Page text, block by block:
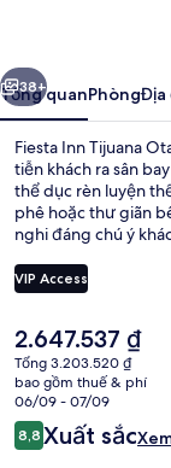
Tiếp
38+
Tổng quanPhòngĐịa
Fiesta Inn Tijuana
tiễn khách ra sân
thể dục rèn luyện
phê hoặc thư giãn
nghi đáng chú ý
VIP Access
Giá
hiện
tại
là
2.647.537 ₫
2.647.537 ₫
Tổng 3.203.520 ₫
bao gồm thuế & phí
06/09 - 07/09
Nhận
xét
8,88,8 trên 10,
Xuất sắc